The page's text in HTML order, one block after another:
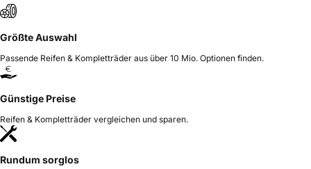
Größte Auswahl
Passende Reifen & Kompletträder aus über 10 Mio. Optionen finden.
Günstige Preise
Reifen & Kompletträder vergleichen und sparen.
Rundum sorglos